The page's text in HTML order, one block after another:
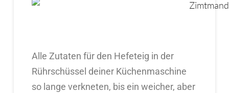
Alle Zutaten für den Hefeteig in der
Rührschüssel deiner Küchenmaschine
so lange verkneten, bis ein weicher, aber